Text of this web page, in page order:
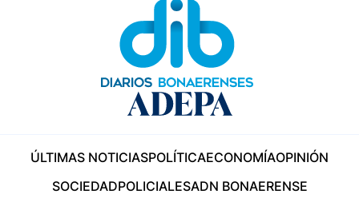
ÚLTIMAS NOTICIASPOLÍTICAECONOMÍAOPINIÓN
SOCIEDADPOLICIALESADN BONAERENSE